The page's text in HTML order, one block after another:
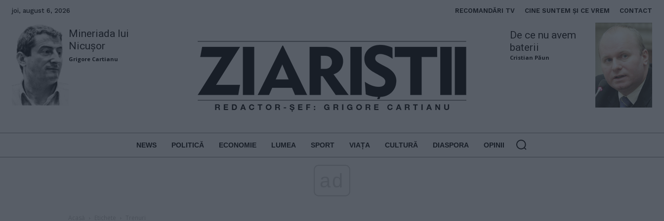
joi, august 6, 2026 RECOMANDĂRI TV CINE SUNTEM ȘI CE VREM CONTACT
Mineriada lui
Nicușor
Grigore Cartianu
De ce nu avem
baterii
Cristian Păun
NEWS POLITICĂ ECONOMIE LUMEA SPORT VIAȚA CULTURĂ DIASPORA OPINII